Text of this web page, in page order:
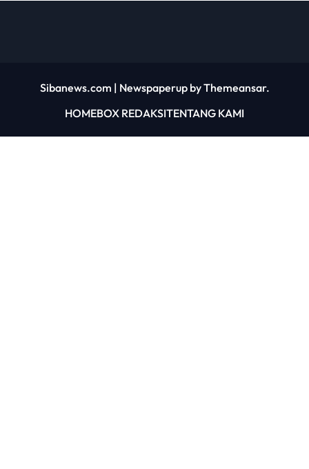
Sibanews.com | NewspaperupbyThemeansar.
HOMEBOX REDAKSITENTANG KAMI